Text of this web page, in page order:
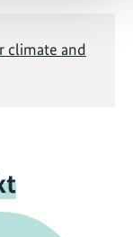
climate and